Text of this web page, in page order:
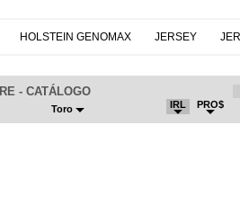
HOLSTEIN GENOMAX JERSEY
- CATÁLOGO
Toro IRL PRO$